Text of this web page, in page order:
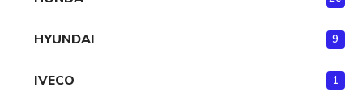
HYUNDAI 9
IVECO 1